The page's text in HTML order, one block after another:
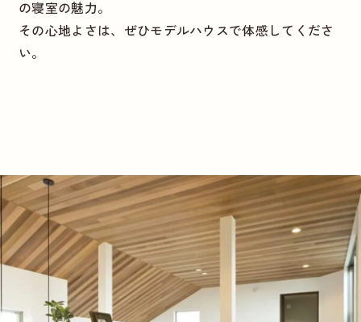
の寝室の魅力。
その心地よさは、ぜひモデルハウスで体感してくださ
い。